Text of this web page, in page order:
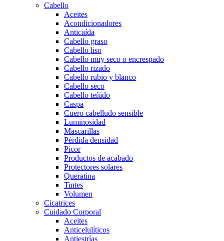
Cabello
Aceites
Acondicionadores
Anticaída
Cabello graso
Cabello liso
Cabello muy seco o encrespado
Cabello rizado
Cabello rubio y blanco
Cabello seco
Cabello teñido
Caspa
Cuero cabelludo sensible
Luminosidad
Mascarillas
Pérdida densidad
Picor
Productos de acabado
Protectores solares
Queratina
Tintes
Volumen
Cicatrices
Cuidado Corporal
Aceites
Anticelulíticos
Antiestrías